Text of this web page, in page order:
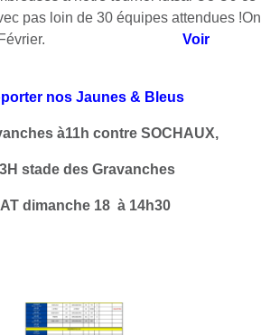
pas loin de 30 équipes attendues !On
18 Février. Voir
nos Jaunes & Bleus
à11h contre SOCHAUX,
stade des Gravanches
dimanche 18 à 14h30